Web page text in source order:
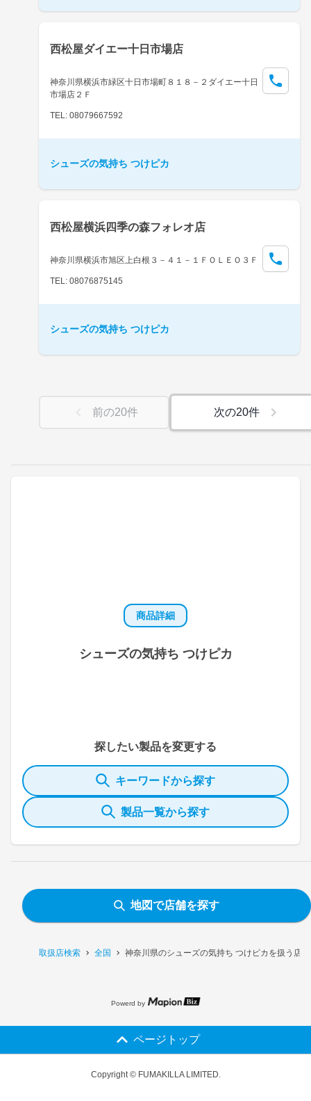
取扱店検索 全国 神奈川県のシューズの気持ち つけピカを扱う店
商品詳細
シューズの気持ち つけピカ
探したい製品を変更する
キーワードから探す
製品一覧から探す
西松屋ダイエー十日市場店
神奈川県横浜市緑区十日市場町８１８－２ダイエー十日
市場店２Ｆ
TEL: 08079667592
シューズの気持ち つけピカ
西松屋横浜四季の森フォレオ店
神奈川県横浜市旭区上白根３－４１－１ＦＯＬＥＯ３Ｆ
TEL: 08076875145
シューズの気持ち つけピカ
前の20件 次の20件
地図で店舗を探す
Powerd by
ページトップ
Copyright © FUMAKILLA LIMITED.